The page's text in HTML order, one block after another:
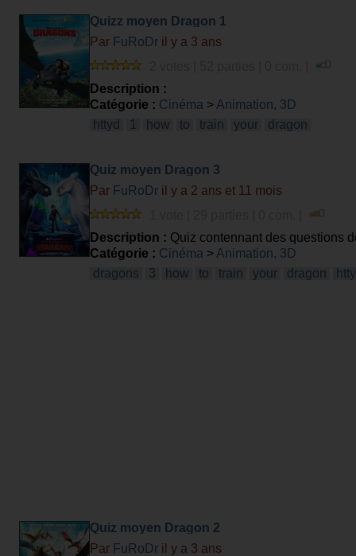
Quizz moyen Dragon 1
Par FuRoDr il y a 3 ans
Description :
Catégorie : Cinéma > Animation, 3D
httyd
1 how to train your dragon
Quiz moyen Dragon 3
Par FuRoDr il y a 2 ans et 11 mois
Description : Quiz contennant des questions
hidden world
Catégorie : Cinéma > Animation, 3D
dragons
3 how to train your dragon
Quiz moyen Dragon 2
Par FuRoDr il y a 3 ans